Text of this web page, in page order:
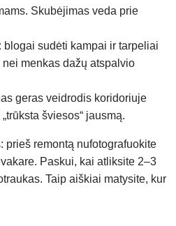
Skubėjimas veda prie
blogai sudėti kampai ir tarpeliai
menkas dažų atspalvio
geras veidrodis koridoriuje
šviesos“ jausmą.
prieš remontą nufotografuokite
Paskui, kai atliksite 2–3
Taip aiškiai matysite, kur